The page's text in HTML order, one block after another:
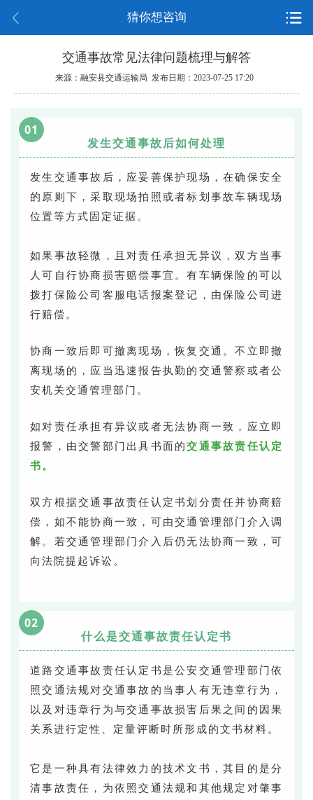
猜你想咨询
交通事故常见法律问题梳理与解答
来源：融安县交通运输局 发布日期：2023-07-25 17:20
01
发生交通事故后如何处理
发生交通事故后，应妥善保护现场，在确保安全
的原则下，采取现场拍照或者标划事故车辆现场
位置等方式固定证据。
如果事故轻微，且对责任承担无异议，双方当事
人可自行协商损害赔偿事宜。有车辆保险的可以
拨打保险公司客服电话报案登记，由保险公司进
行赔偿。
协商一致后即可撤离现场，恢复交通。不立即撤
离现场的，应当迅速报告执勤的交通警察或者公
安机关交通管理部门。
如对责任承担有异议或者无法协商一致，应立即
报警，由交警部门出具书面的交通事故责任认定
书。
双方根据交通事故责任认定书划分责任并协商赔
偿，如不能协商一致，可由交通管理部门介入调
解。若交通管理部门介入后仍无法协商一致，可
向法院提起诉讼。
02
什么是交通事故责任认定书
道路交通事故责任认定书是公安交通管理部门依
照交通法规对交通事故的当事人有无违章行为，
以及对违章行为与交通事故损害后果之间的因果
关系进行定性、定量评断时所形成的文书材料。
它是一种具有法律效力的技术文书，其目的是分
清事故责任，为依照交通法规和其他规定对肇事